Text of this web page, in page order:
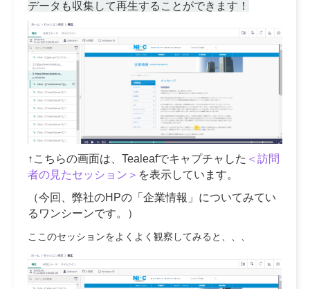
データも収集して再生することができます！
↑こちらの画面は、Tealeafでキャプチャした ＜訪問
者の見たセッション＞ を表示しています。
（今回、弊社のHPの「企業情報」についてみてい
るワンシーンです。）
ここのセッションをよくよく観察してみると、、、